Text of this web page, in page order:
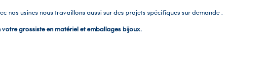
nos usines nous travaillons aussi sur des projets spécifiques sur demande .
grossiste en matériel et emballages bijoux.